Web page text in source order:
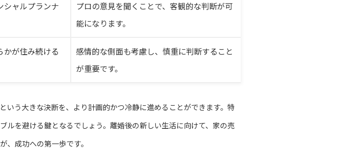
シャルプランナ
プロの意見を聞くことで、客観的な判断が可
能になります。
かが住み続ける
感情的な側面も考慮し、慎重に判断すること
が重要です。
いう大きな決断を、より計画的かつ冷静に進めることができます。特
ルを避ける鍵となるでしょう。離婚後の新しい生活に向けて、家の売
、成功への第一歩です。